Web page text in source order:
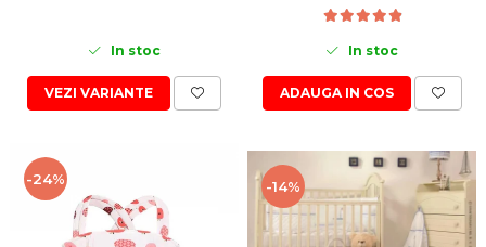
In stoc
VEZI VARIANTE
In stoc
ADAUGA IN COS
-24% -14%